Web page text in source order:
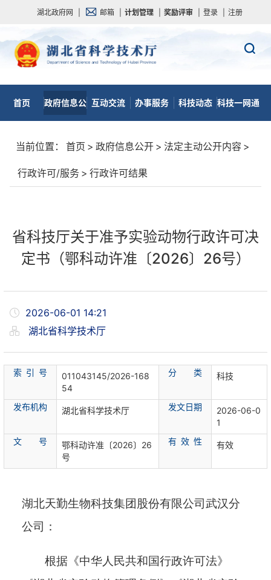
湖北政府网 邮箱 计划管理 奖励评审 登录 注册
首页 政府信息公 互动交流 办事服务 科技动态 科技一网通
当前位置： 首页 > 政府信息公开 > 法定主动公开内容 >
行政许可/服务 > 行政许可结果
省科技厅关于准予实验动物行政许可决
定书（鄂科动许准〔2026〕26号）
2026-06-01 14:21
湖北省科学技术厅
索 引 号
011043145/2026-168
54
分 类 科技
发布机构 湖北省科学技术厅 发文日期
2026-06-0
1
文 号
鄂科动许准〔2026〕26
号
有 效 性 有效
湖北天勤生物科技集团股份有限公司武汉分
公司 ：
根据《中华人民共和国行政许可法》